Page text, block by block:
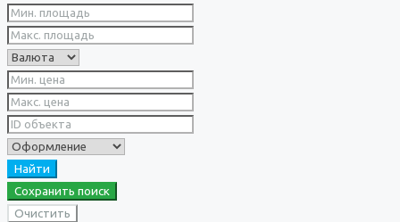
Найти
Сохранить поиск
Очистить